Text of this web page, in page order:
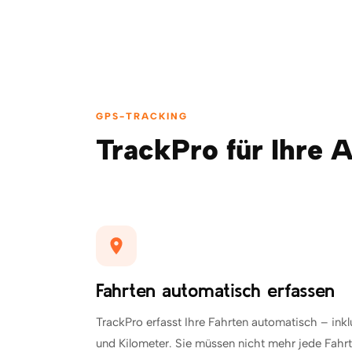
GPS-TRACKING
TrackPro für Ihre
Fahrten automatisch erfassen
TrackPro erfasst Ihre Fahrten automatisch –
und Kilometer. Sie müssen nicht mehr jede